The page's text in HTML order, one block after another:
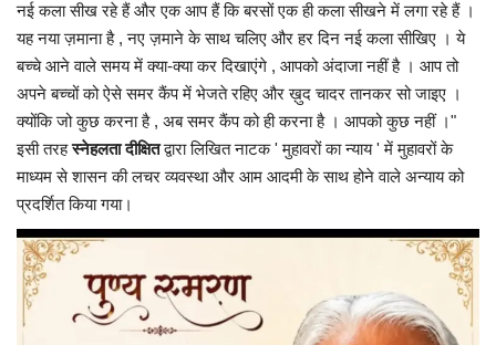
सेहत सरोकार
सामाजिक सरोकार
नई कला सीख रहे हैं और एक आप हैं कि बरसों एक ही कला सीखने में लगा रहे हैं ।
यह नया ज़माना है , नए ज़माने के साथ चलिए और हर दिन नई कला सीखिए । ये
बच्चे आने वाले समय में क्या-क्या कर दिखाएंगे , आपको अंदाजा नहीं है । आप तो
अपने बच्चों को ऐसे समर कैंप में भेजते रहिए और ख़ुद चादर तानकर सो जाइए ।
क्योंकि जो कुछ करना है , अब समर कैंप को ही करना है । आपको कुछ नहीं ।"
इसी तरहस्नेहलता दीक्षितद्वारा लिखित नाटक ' मुहावरों का न्याय ' में मुहावरों के
माध्यम से शासन की लचर व्यवस्था और आम आदमी के साथ होने वाले अन्याय को
प्रदर्शित किया गया।